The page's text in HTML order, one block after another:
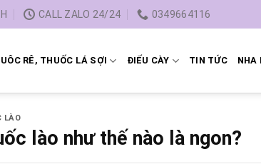
CALL ZALO 24/24 0349664116
RÊ, THUỐC LÁ SỢI ĐIẾU CÀY TIN TỨC NHA
LÀO
lào như thế nào là ngon?